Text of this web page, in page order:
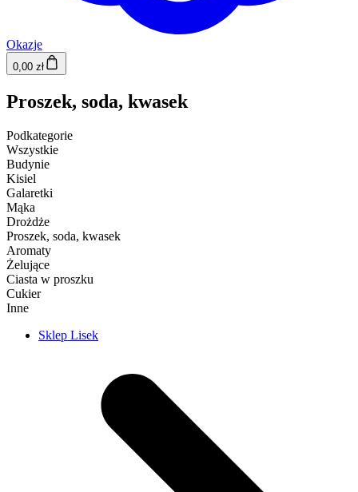
Okazje
0,00 zł
Proszek, soda, kwasek
Podkategorie
Wszystkie
Budynie
Kisiel
Galaretki
Mąka
Drożdże
Proszek, soda, kwasek
Aromaty
Żelujące
Ciasta w proszku
Cukier
Inne
Sklep Lisek